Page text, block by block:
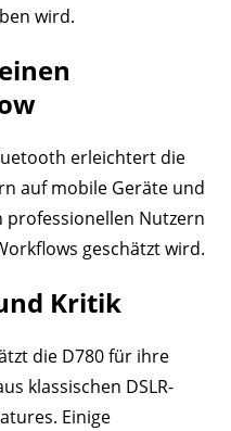
wird.
erleichtert die
auf mobile Geräte und
professionellen Nutzern
geschätzt wird.
Kritik
die D780 für ihre
klassischen DSLR-
Einige